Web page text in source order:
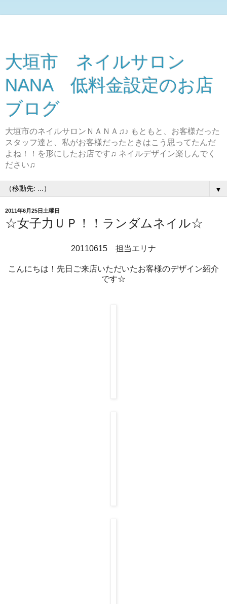
大垣市 ネイルサロン
NANA 低料金設定のお店
ブログ
大垣市のネイルサロンＮＡＮＡ♫♪ もともと、お客様だった
スタッフ達と、私がお客様だったときはこう思ってたんだ
よね！！を形にしたお店です♫ ネイルデザイン楽しんでく
ださい♫
▼
2011年6月25日土曜日
☆女子力ＵＰ！！ランダムネイル☆
20110615 担当エリナ
こんにちは！先日ご来店いただいたお客様のデザイン紹介
です☆